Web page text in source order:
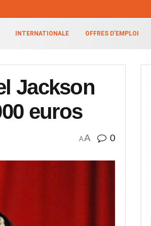
INTERNATIONALE OFFRES D’EMPLOI
Jackson
euros
AA 0